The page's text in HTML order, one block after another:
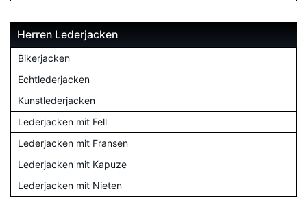
Herren Lederjacken
Bikerjacken
Echtlederjacken
Kunstlederjacken
Lederjacken mit Fell
Lederjacken mit Fransen
Lederjacken mit Kapuze
Lederjacken mit Nieten